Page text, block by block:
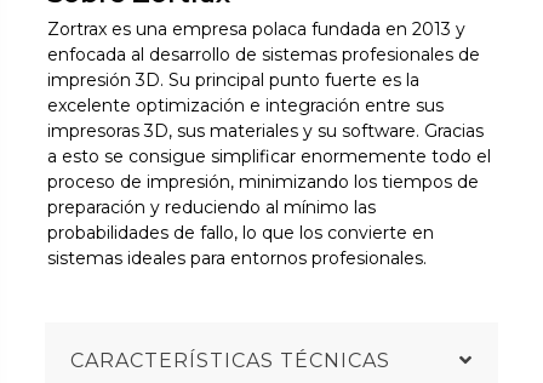
Zortrax es una empresa polaca fundada en 2013 y
enfocada al desarrollo de sistemas profesionales de
impresión 3D. Su principal punto fuerte es la
excelente optimización e integración entre sus
impresoras 3D, sus materiales y su software. Gracias
a esto se consigue simplificar enormemente todo el
proceso de impresión, minimizando los tiempos de
preparación y reduciendo al mínimo las
probabilidades de fallo, lo que los convierte en
sistemas ideales para entornos profesionales.
CARACTERÍSTICAS TÉCNICAS